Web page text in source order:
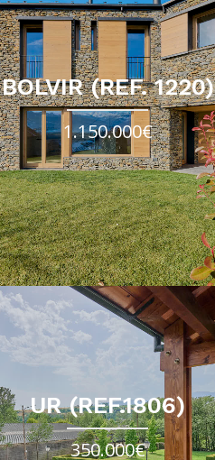
BOLVIR (REF. 1220)
1.150.000€
UR (REF.1806)
350.000€